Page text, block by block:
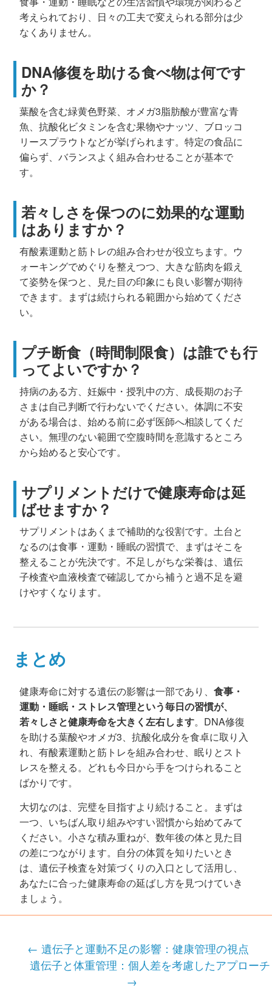
考えられており、日々の工夫で変えられる部分は少
なくありません。
DNA修復を助ける食べ物は何です
か？
葉酸を含む緑黄色野菜、オメガ3脂肪酸が豊富な青
魚、抗酸化ビタミンを含む果物やナッツ、ブロッコ
リースプラウトなどが挙げられます。特定の食品に
偏らず、バランスよく組み合わせることが基本で
す。
若々しさを保つのに効果的な運動
はありますか？
有酸素運動と筋トレの組み合わせが役立ちます。ウ
ォーキングでめぐりを整えつつ、大きな筋肉を鍛え
て姿勢を保つと、見た目の印象にも良い影響が期待
できます。まずは続けられる範囲から始めてくださ
い。
プチ断食（時間制限食）は誰でも行
ってよいですか？
持病のある方、妊娠中・授乳中の方、成長期のお子
さまは自己判断で行わないでください。体調に不安
がある場合は、始める前に必ず医師へ相談してくだ
さい。無理のない範囲で空腹時間を意識するところ
から始めると安心です。
サプリメントだけで健康寿命は延
ばせますか？
サプリメントはあくまで補助的な役割です。土台と
なるのは食事・運動・睡眠の習慣で、まずはそこを
整えることが先決です。不足しがちな栄養は、遺伝
子検査や血液検査で確認してから補うと過不足を避
けやすくなります。
まとめ
健康寿命に対する遺伝の影響は一部であり、食事・
運動・睡眠・ストレス管理という毎日の習慣が、
若々しさと健康寿命を大きく左右します。DNA修復
を助ける葉酸やオメガ3、抗酸化成分を食卓に取り入
れ、有酸素運動と筋トレを組み合わせ、眠りとスト
レスを整える。どれも今日から手をつけられること
ばかりです。
大切なのは、完璧を目指すより続けること。まずは
一つ、いちばん取り組みやすい習慣から始めてみて
ください。小さな積み重ねが、数年後の体と見た目
の差につながります。自分の体質を知りたいとき
は、遺伝子検査を対策づくりの入口として活用し、
あなたに合った健康寿命の延ばし方を見つけていき
ましょう。
← 遺伝子と運動不足の影響：健康管理の視点
遺伝子と体重管理：個人差を考慮したアプローチ
→